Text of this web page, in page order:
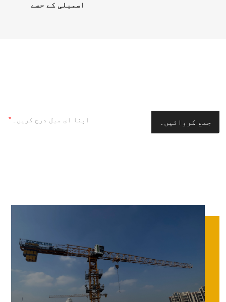
اسمبلی کے حصے
* جمع کروائیں۔